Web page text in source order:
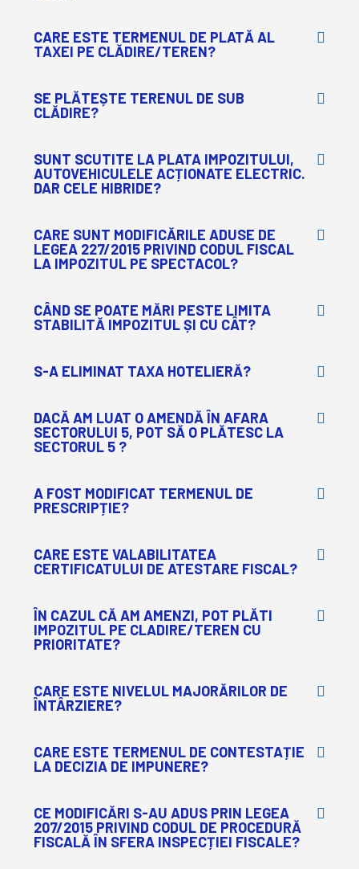
CARE ESTE TERMENUL DE PLATĂ AL
TAXEI PE CLĂDIRE/TEREN?
SE PLĂTEȘTE TERENUL DE SUB
CLĂDIRE?
SUNT SCUTITE LA PLATA IMPOZITULUI,
AUTOVEHICULELE ACȚIONATE ELECTRIC.
DAR CELE HIBRIDE?
CARE SUNT MODIFICĂRILE ADUSE DE
LEGEA 227/2015 PRIVIND CODUL FISCAL
LA IMPOZITUL PE SPECTACOL?
CÂND SE POATE MĂRI PESTE LIMITA
STABILITĂ IMPOZITUL ȘI CU CÂT?
S-A ELIMINAT TAXA HOTELIERĂ?
DACĂ AM LUAT O AMENDĂ ÎN AFARA
SECTORULUI 5, POT SĂ O PLĂTESC LA
SECTORUL 5 ?
A FOST MODIFICAT TERMENUL DE
PRESCRIPȚIE?
CARE ESTE VALABILITATEA
CERTIFICATULUI DE ATESTARE FISCAL?
ÎN CAZUL CĂ AM AMENZI, POT PLĂTI
IMPOZITUL PE CLADIRE/TEREN CU
PRIORITATE?
CARE ESTE NIVELUL MAJORĂRILOR DE
ÎNTÂRZIERE?
CARE ESTE TERMENUL DE CONTESTAȚIE
LA DECIZIA DE IMPUNERE?
CE MODIFICĂRI S-AU ADUS PRIN LEGEA
207/2015 PRIVIND CODUL DE PROCEDURĂ
FISCALĂ ÎN SFERA INSPECȚIEI FISCALE?